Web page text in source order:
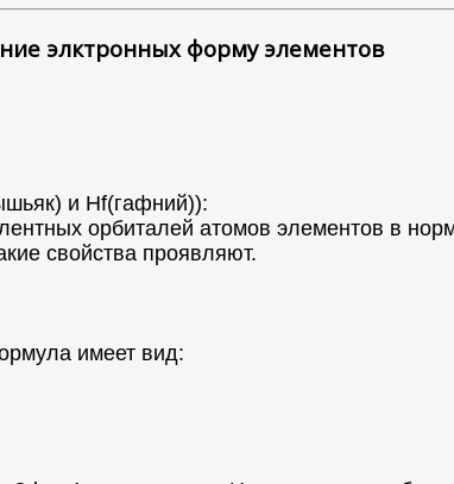
элктронных форму элементов
и Hf(гафний)):
орбиталей атомов элементов в
свойства проявляют.
имеет вид: